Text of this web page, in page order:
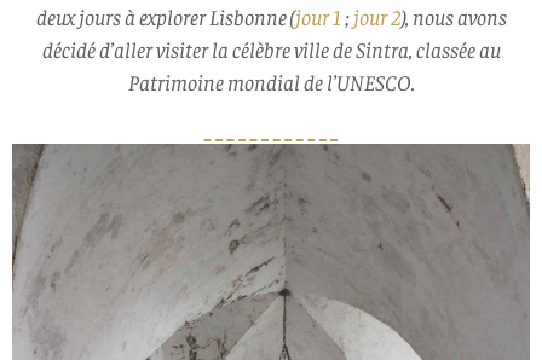
deux jours à explorer Lisbonne (jour 1;jour 2), nous avons
décidé d’aller visiter la célèbre ville de Sintra, classée au
Patrimoine mondial de l’UNESCO.